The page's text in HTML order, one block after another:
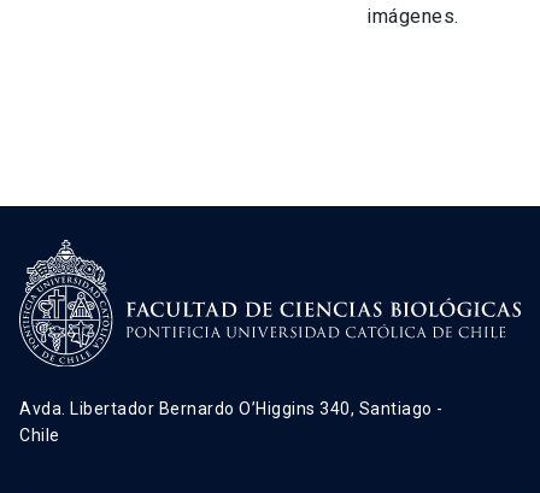
imágenes.
Avda. Libertador Bernardo O’Higgins 340, Santiago -
Chile